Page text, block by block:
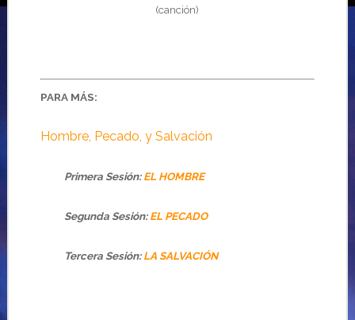
(canción)
PARA MÁS:
Hombre, Pecado, y Salvación
Primera Sesión:EL HOMBRE
Segunda Sesión:EL PECADO
Tercera Sesión:LA SALVACIÓN